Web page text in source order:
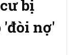
bị
nợ'